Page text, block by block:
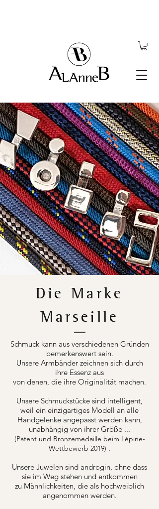
Die Marke
Marseille
Schmuck kann aus verschiedenen Gründen
bemerkenswert sein.
Unsere Armbänder zeichnen sich durch
ihre Essenz aus
von denen, die ihre Originalität machen.
Unsere Schmuckstücke sind intelligent,
weil ein einzigartiges Modell an alle
Handgelenke angepasst werden kann,
unabhängig von ihrer Größe ...
(Patent und Bronzemedaille beim Lépine-
Wettbewerb 2019) .
Unsere Juwelen sind androgin, ohne dass
sie im Weg stehen und entkommen
zu Männlichkeiten, die als hochweiblich
angenommen werden.